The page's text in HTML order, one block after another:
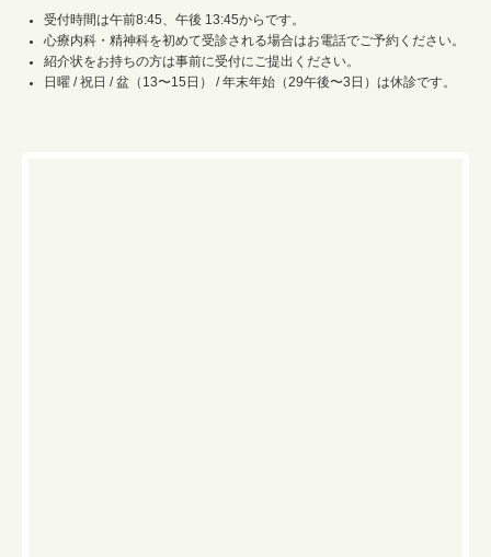
受付時間は午前8:45、午後 13:45からです。
心療内科・精神科を初めて受診される場合はお電話でご予約ください。
紹介状をお持ちの方は事前に受付にご提出ください。
日曜 / 祝日 / 盆（13〜15日） / 年末年始（29午後〜3日）は休診です。